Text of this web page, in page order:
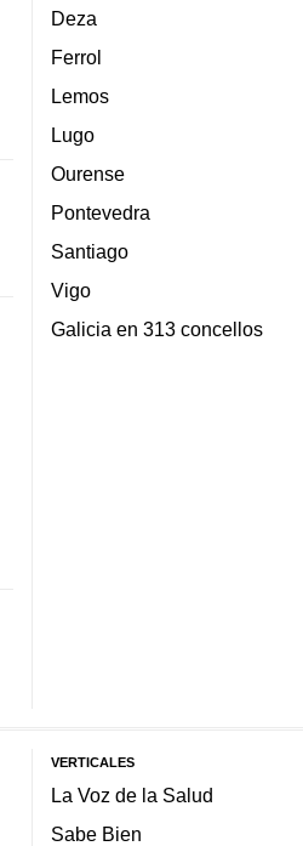
Deza
Ferrol
Lemos
Lugo
Ourense
Pontevedra
Santiago
Vigo
Galicia en 313 concellos
VERTICALES
La Voz de la Salud
Sabe Bien